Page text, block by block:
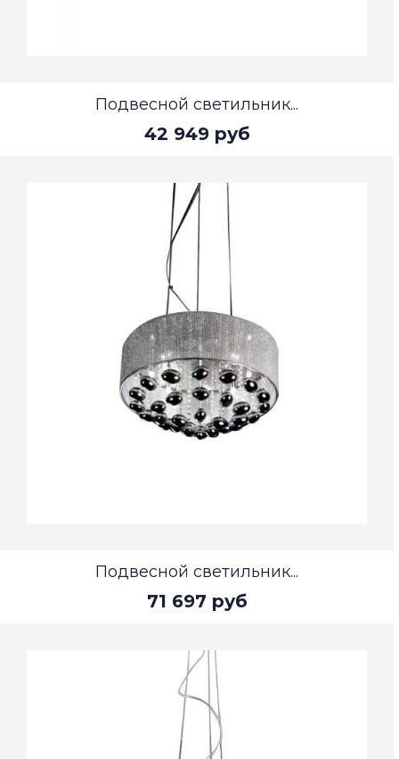
Подвесной светильник...
42 949 руб
Подвесной светильник...
71 697 руб